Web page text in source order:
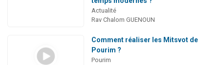
Actualité
Rav Chalom GUENOUN
Comment réaliser les Mitsvot de
Pourim ?
Pourim